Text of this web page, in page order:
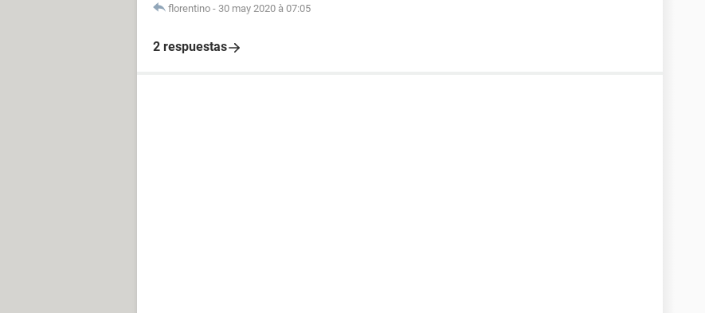
florentino - 30 may 2020 à 07:05
2 respuestas